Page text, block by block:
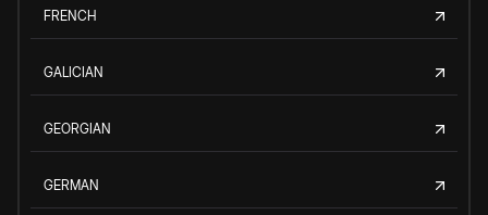
FRENCH
GALICIAN
GEORGIAN
GERMAN